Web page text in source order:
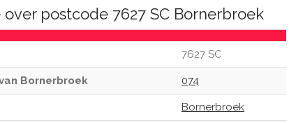
postcode 7627 SC Bornerbroek
7627 SC
Bornerbroek 074
Bornerbroek